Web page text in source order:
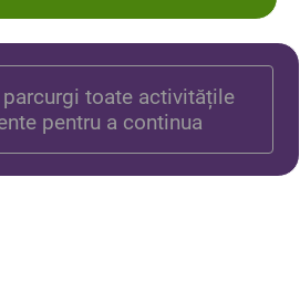
parcurgi toate activitățile
pentru a continua